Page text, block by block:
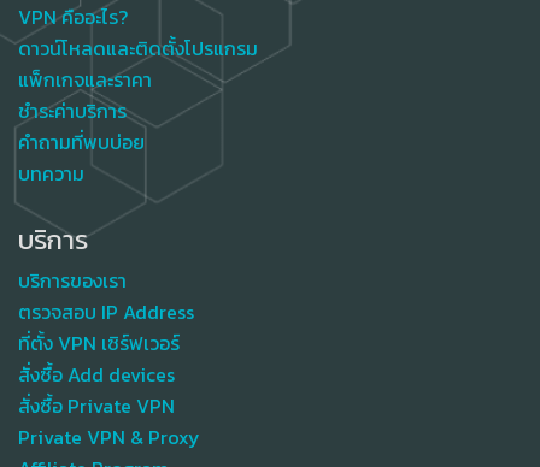
VPN คืออะไร?
ดาวน์โหลดและติดตั้งโปรแกรม
แพ็กเกจและราคา
ชำระค่าบริการ
คำถามที่พบบ่อย
บทความ
บริการ
บริการของเรา
ตรวจสอบ IP Address
ที่ตั้ง VPN เซิร์ฟเวอร์
สั่งซื้อ Add devices
สั่งซื้อ Private VPN
Private VPN & Proxy